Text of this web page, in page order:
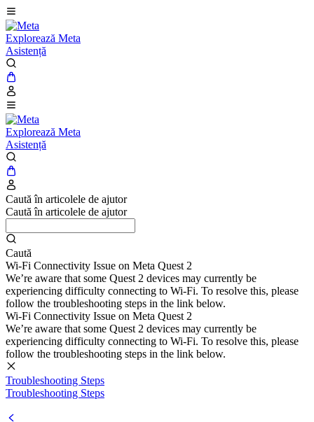
Explorează Meta
Asistență
Explorează Meta
Asistență
Caută în articolele de ajutor
Caută în articolele de ajutor
Caută
Wi-Fi Connectivity Issue on Meta Quest 2
We’re aware that some Quest 2 devices may currently be
experiencing difficulty connecting to Wi-Fi. To resolve this, please
follow the troubleshooting steps in the link below.
Wi-Fi Connectivity Issue on Meta Quest 2
We’re aware that some Quest 2 devices may currently be
experiencing difficulty connecting to Wi-Fi. To resolve this, please
follow the troubleshooting steps in the link below.
Troubleshooting Steps
Troubleshooting Steps